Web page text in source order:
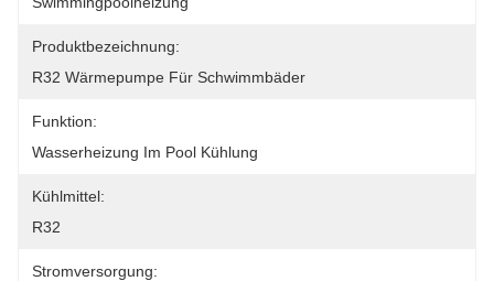
Produktbezeichnung:
R32 Wärmepumpe Für Schwimmbäder
Funktion:
Wasserheizung Im Pool Kühlung
Kühlmittel:
R32
Stromversorgung: